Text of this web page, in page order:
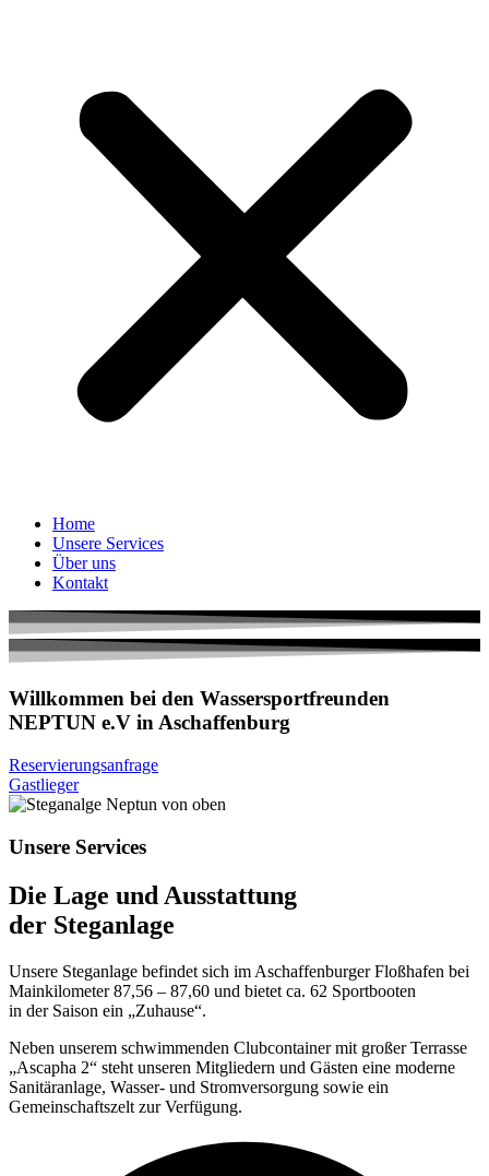
Home
Unsere Services
Über uns
Kontakt
Willkommen bei den Wassersportfreunden
NEPTUN e.V in Aschaffenburg
Reservierungsanfrage
Gastlieger
Unsere Services
Die Lage und Ausstattung
der Steganlage
Unsere Steganlage befindet sich im Aschaffenburger Floßhafen bei
Mainkilometer 87,56 – 87,60 und bietet ca. 62 Sportbooten
in der Saison ein „Zuhause“.
Neben unserem schwimmenden Clubcontainer mit großer Terrasse
„Ascapha 2“ steht unseren Mitgliedern und Gästen eine moderne
Sanitäranlage, Wasser- und Stromversorgung sowie ein
Gemeinschaftszelt zur Verfügung.